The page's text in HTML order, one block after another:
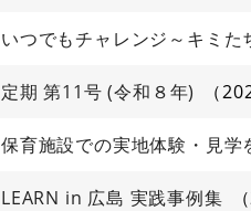
いつでもチャレンジ～キミた
定期 第11号 (令和８年)
保育施設での実地体験・見学
LEARN in 広島 実践事例集